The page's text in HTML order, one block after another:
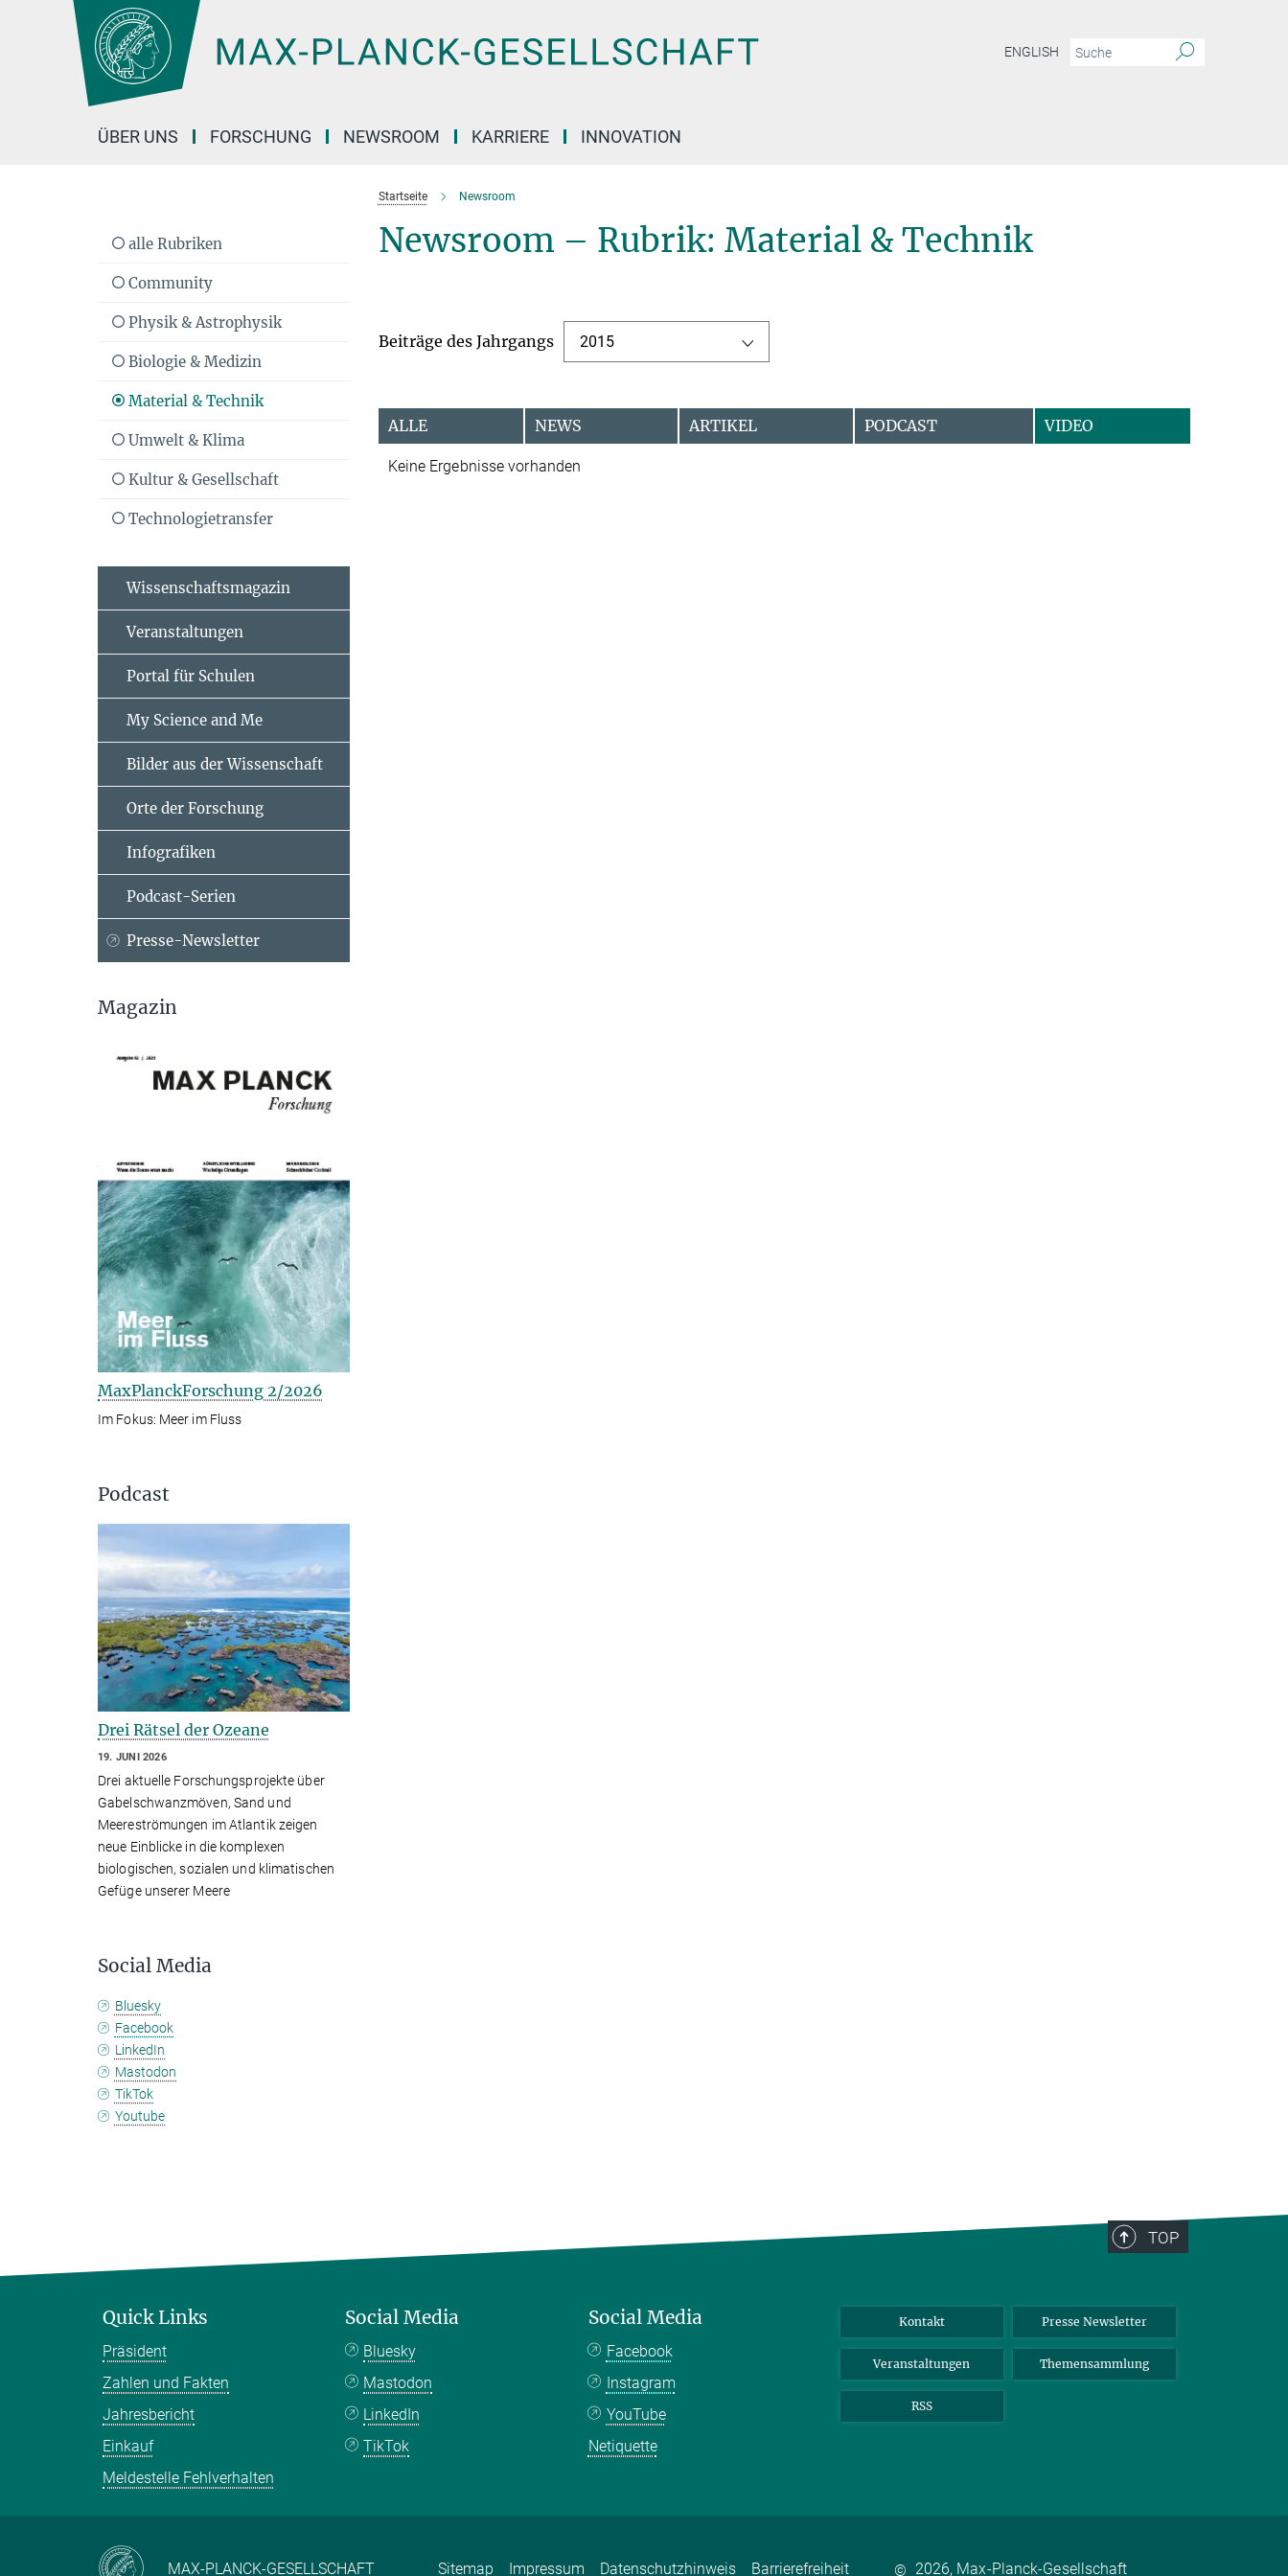
Hauptinhalt
ENGLISH
ÜBER UNS FORSCHUNG NEWSROOM KARRIERE INNOVATION
Startseite Newsroom
Newsroom – Rubrik: Material & Technik
Beiträge des Jahrgangs 2015
ALLE NEWS ARTIKEL PODCAST VIDEO
Keine Ergebnisse vorhanden
alle Rubriken
Community
Physik & Astrophysik
Biologie & Medizin
Material & Technik
Umwelt & Klima
Kultur & Gesellschaft
Technologietransfer
Wissenschaftsmagazin
Veranstaltungen
Portal für Schulen
My Science and Me
Bilder aus der Wissenschaft
Orte der Forschung
Infografiken
Podcast-Serien
Presse-Newsletter
Magazin
MaxPlanckForschung 2/2026
Im Fokus: Meer im Fluss
Podcast
Drei Rätsel der Ozeane
19. JUNI 2026
Drei aktuelle Forschungsprojekte über
Gabelschwanzmöven, Sand und
Meereströmungen im Atlantik zeigen
neue Einblicke in die komplexen
biologischen, sozialen und klimatischen
Gefüge unserer Meere
Social Media
Bluesky
Facebook
LinkedIn
Mastodon
TikTok
Youtube
TOP
Quick Links
Präsident
Zahlen und Fakten
Jahresbericht
Einkauf
Meldestelle Fehlverhalten
Social Media
Bluesky
Mastodon
LinkedIn
TikTok
Social Media
Facebook
Instagram
YouTube
Netiquette
Kontakt Presse Newsletter
Veranstaltungen Themensammlung
RSS
MAX-PLANCK-GESELLSCHAFT Sitemap Impressum Datenschutzhinweis Barrierefreiheit © 2026, Max-Planck-Gesellschaft